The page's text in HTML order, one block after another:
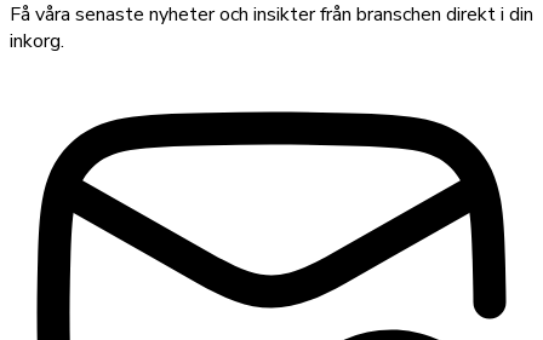
Få våra senaste nyheter och insikter från branschen direkt i din
inkorg.